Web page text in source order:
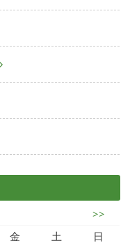
>>
金 土
日